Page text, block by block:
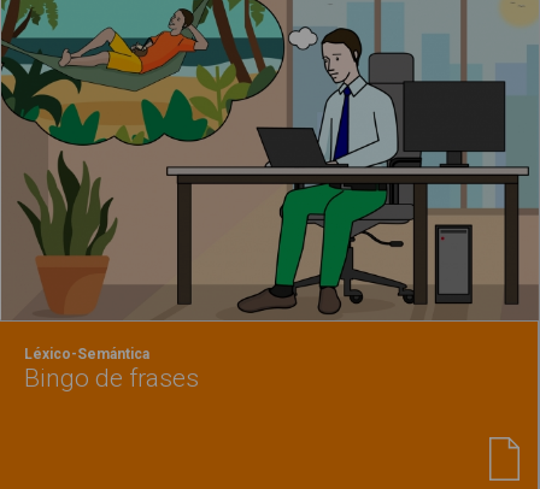
Léxico-Semántica
Bingo de frases